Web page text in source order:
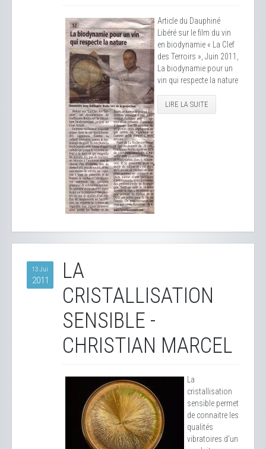
Article du Dauphiné
Libéré sur le film du vin
en biodynamie « La Clef
des Terroirs », Juin 2011,
La biodynamie pour un
vin qui respecte la nature
LIRE LA SUITE
13 Jui
2011
LA
CRISTALLISATION
SENSIBLE -
CHRISTIAN MARCEL
La
cristallisation
sensible permet
de connaitre les
qualités
vibratoires d'un